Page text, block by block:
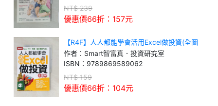
NT$239
優惠價66折： 157元
【R4F】人人都能學會活用Excel做投資(全圖
解)
作者： Smart智富真．投資研究室
ISBN： 9789869589062
NT$159
優惠價66折： 104元